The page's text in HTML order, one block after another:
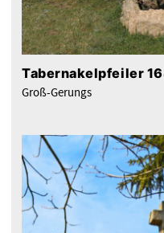
Tabernakelpfeiler
Groß-Gerungs